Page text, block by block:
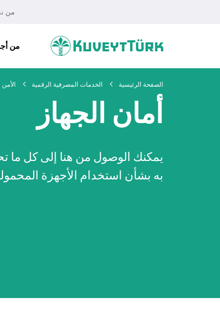
من
من
تمويل الإسكان
الصفحة الرئيسية الخدمات المصرفية الرقمية الأمن
أمان الجهاز
يمكنك الوصول من هنا إلى كل ما
به بشأن استخدام الأجهزة